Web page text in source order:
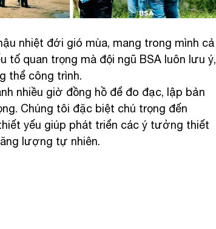
nhiệt đới gió mùa, mang trong mình cả
tố quan trọng mà đội ngũ BSA luôn lưu ý,
thể công trình.
nhiều giờ đồng hồ để đo đạc, lập bản
Chúng tôi đặc biệt chú trọng đến
yếu giúp phát triển các ý tưởng thiết
lượng tự nhiên.